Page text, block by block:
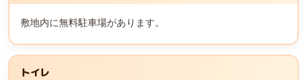
敷地内に無料駐車場があります。
トイレ